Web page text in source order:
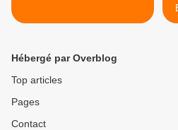
Hébergé par Overblog
Top articles
Pages
Contact